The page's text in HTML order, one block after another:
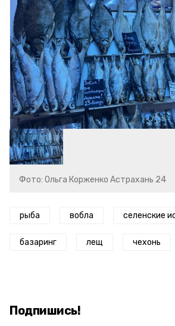
Фото: Ольга Корженко Астрахань 24
рыба вобла селенские
базаринг лещ чехонь
Подпишись!